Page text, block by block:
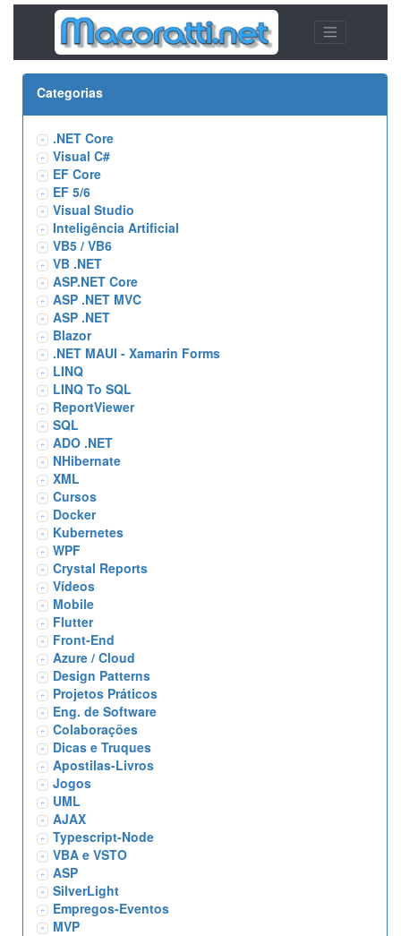
Categorias
.NET Core
Visual C#
EF Core
EF 5/6
Visual Studio
Inteligência Artificial
VB5 / VB6
VB .NET
ASP.NET Core
ASP .NET MVC
ASP .NET
Blazor
.NET MAUI - Xamarin Forms
LINQ
LINQ To SQL
ReportViewer
SQL
ADO .NET
NHibernate
XML
Cursos
Docker
Kubernetes
WPF
Crystal Reports
Vídeos
Mobile
Flutter
Front-End
Azure / Cloud
Design Patterns
Projetos Práticos
Eng. de Software
Colaborações
Dicas e Truques
Apostilas-Livros
Jogos
UML
AJAX
Typescript-Node
VBA e VSTO
ASP
SilverLight
Empregos-Eventos
MVP